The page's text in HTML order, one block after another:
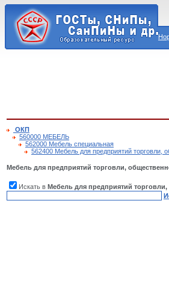
ОКП
560000 МЕБЕЛЬ
562000 Мебель специальная
562400 Мебель для предприятий торговли,
Мебель для предприятий торговли,
Искать в Мебель для предприятий